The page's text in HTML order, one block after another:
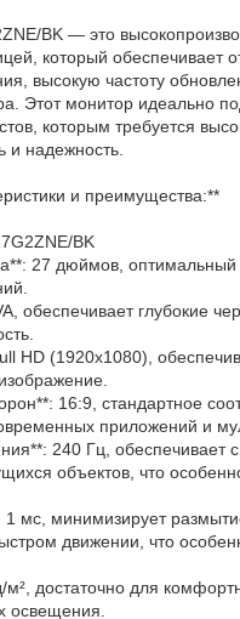
BK — это
который обеспечивает
высокую частоту
Этот монитор идеально
которым требуется
и надежность.
и преимущества:**
BK
27 дюймов,
обеспечивает глубокие
HD (1920x1080),
16:9, стандартное
приложений и
240 Гц, обеспечивает
объектов, что
1 мс, минимизирует
движении, что
м², достаточно для
освещения.